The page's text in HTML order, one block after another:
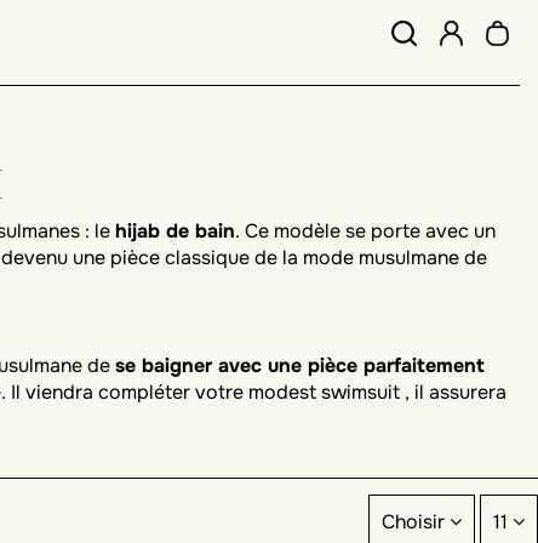
: lehijab de bain. Ce modèle se porte avec un
une pièce classique de la mode musulmane de
dese baigner avec une pièce parfaitement
viendra compléter votre modest swimsuit , il assurera
faire du sport nautique.
le hijab de bain, pour une couvrance totale. Avec ce
un produit parfaitement adapté. Privilégiez un tissu
Choisir 11